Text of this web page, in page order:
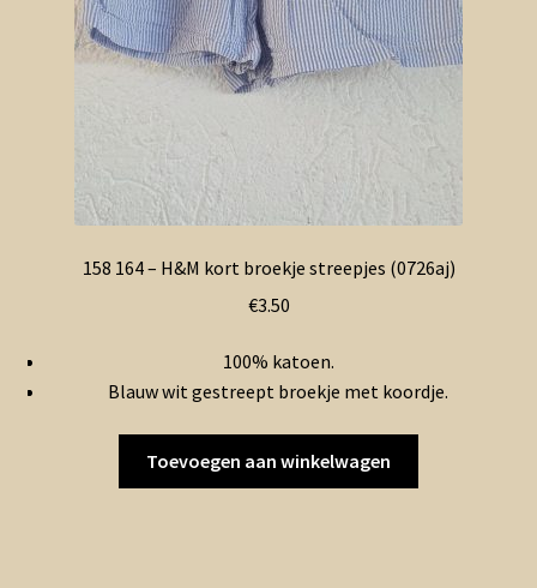
158 164 – H&M kort broekje streepjes (0726aj)
€3.50
100% katoen.
Blauw wit gestreept broekje met koordje.
Toevoegen aan winkelwagen